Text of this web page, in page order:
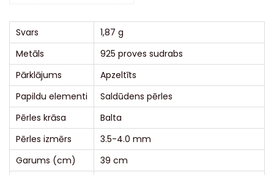
Svars
1,87 g
Metāls
925 proves sudrabs
Pārklājums
Apzeltīts
Papildu elementi
Saldūdens pērles
Pērles krāsa
Balta
Pērles izmērs
3.5-4.0 mm
Garums (cm)
39 cm